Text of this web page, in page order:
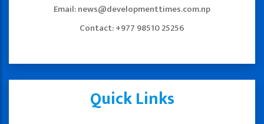
Email: news@developmenttimes.com.np
Contact: +977 98510 25256
Quick Links